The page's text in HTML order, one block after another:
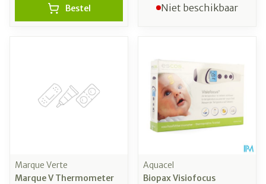
Bestel Niet beschikbaar
Marque Verte
Marque V Thermometer
Aquacel
Biopax Visiofocus